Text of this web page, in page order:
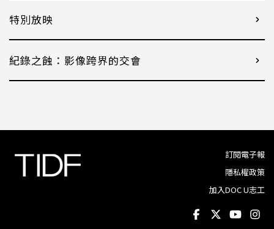
特別放映
紀錄之蝕：影像跨界的交會
訂閱電子報
隱私權政策
加入DOC U志工